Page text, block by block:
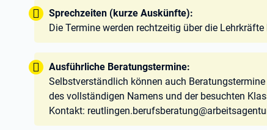
Tipp:
Sprechzeiten (kurze Auskünfte):
Die Termine werden rechtzeitig über die
Tipp:
Ausführliche Beratungstermine:
Selbstverständlich können auch
des vollständigen Namens und der besuchten
Kontakt: